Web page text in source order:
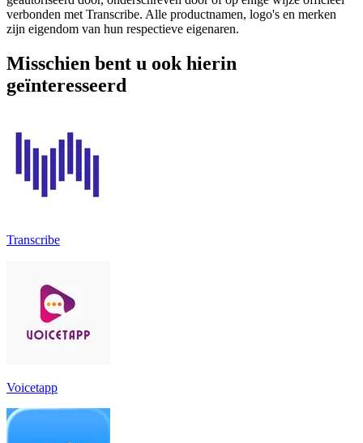
verbonden met Transcribe. Alle productnamen, logo's en merken
zijn eigendom van hun respectieve eigenaren.
Misschien bent u ook hierin
geïnteresseerd
Transcribe
Voicetapp